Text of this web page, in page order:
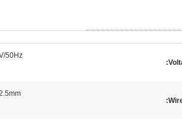
50Hz